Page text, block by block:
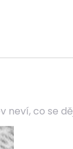
neví, co se